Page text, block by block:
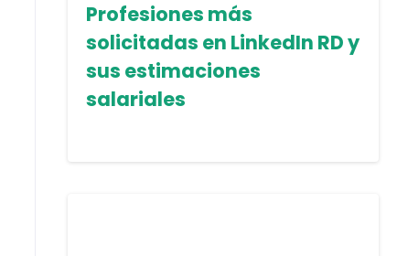
Profesiones más
solicitadas en LinkedIn RD y
sus estimaciones
salariales